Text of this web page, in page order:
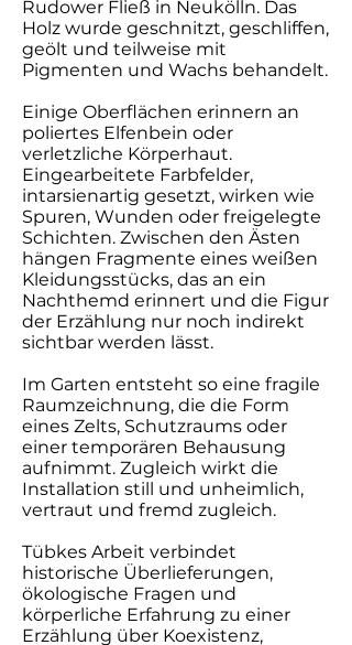
Rudower Fließ in Neukölln. Das
Holz wurde geschnitzt, geschliffen,
geölt und teilweise mit
Pigmenten und Wachs behandelt.
Einige Oberflächen erinnern an
poliertes Elfenbein oder
verletzliche Körperhaut.
Eingearbeitete Farbfelder,
intarsienartig gesetzt, wirken wie
Spuren, Wunden oder freigelegte
Schichten. Zwischen den Ästen
hängen Fragmente eines weißen
Kleidungsstücks, das an ein
Nachthemd erinnert und die Figur
der Erzählung nur noch indirekt
sichtbar werden lässt.
Im Garten entsteht so eine fragile
Raumzeichnung, die die Form
eines Zelts, Schutzraums oder
einer temporären Behausung
aufnimmt. Zugleich wirkt die
Installation still und unheimlich,
vertraut und fremd zugleich.
Tübkes Arbeit verbindet
historische Überlieferungen,
ökologische Fragen und
körperliche Erfahrung zu einer
Erzählung über Koexistenz,